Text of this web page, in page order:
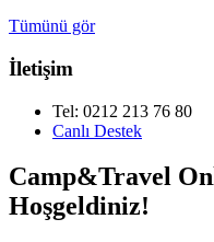
Tümünü gör
İletişim
Tel: 0212 213 76 80
Canlı Destek
Camp&Travel
Hoşgeldiniz!